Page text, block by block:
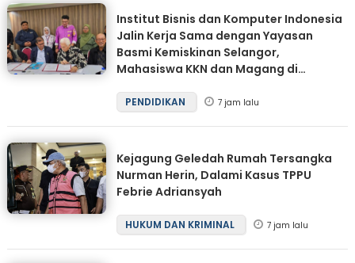
Institut Bisnis dan Komputer Indonesia
Jalin Kerja Sama dengan Yayasan
Basmi Kemiskinan Selangor,
Mahasiswa KKN dan Magang di
PENDIDIKAN 7 jam lalu
Kejagung Geledah Rumah Tersangka
Nurman Herin, Dalami Kasus TPPU
Febrie Adriansyah
HUKUM DAN KRIMINAL 7 jam lalu